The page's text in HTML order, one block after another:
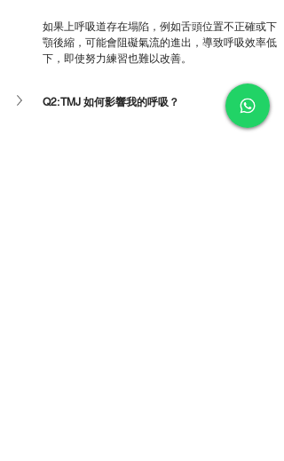
如果上呼吸道存在塌陷，例如舌頭位置不正確或下
顎後縮，可能會阻礙氣流的進出，導致呼吸效率低
下，即使努力練習也難以改善。
Q2: TMJ 如何影響我的呼吸？